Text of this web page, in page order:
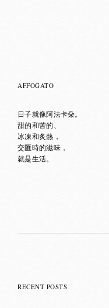
AFFOGATO
日子就像阿法卡朵。
甜的和苦的、
冰凍和炙熱，
交匯時的滋味，
就是生活。
RECENT POSTS